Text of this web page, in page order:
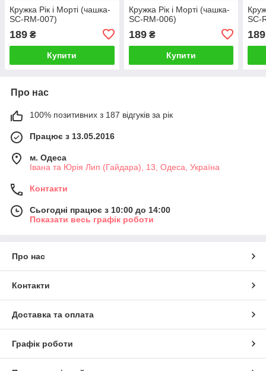
Кружка Рік і Морті (чашка-
SC-RM-007)
189 ₴
Купити
Кружка Рік і Морті (чашка-
SC-RM-006)
189₴
Купити
SC-
189
Про нас
100% позитивних з 187 відгуків за рік
Працює з 13.05.2016
м. Одеса
Івана та Юрія Лип (Гайдара), 13, Одеса, Україна
Контакти
Сьогодні працює з 10:00 до 14:00
Показати весь графік роботи
Про нас
Контакти
Доставка та оплата
Графік роботи